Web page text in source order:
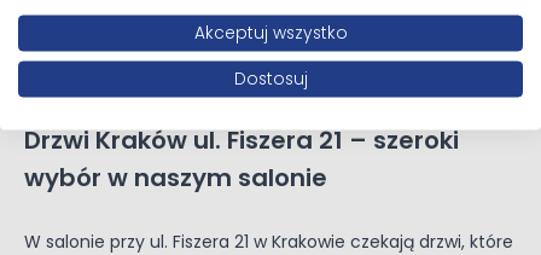
Drzwi Kraków ul. Fiszera 21 – szeroki
wybór w naszym salonie
W salonie przy ul. Fiszera 21 w Krakowie czekają drzwi, które
Akceptuj wszystko
Dostosuj